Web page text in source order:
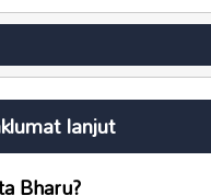
lanjut
Bharu?